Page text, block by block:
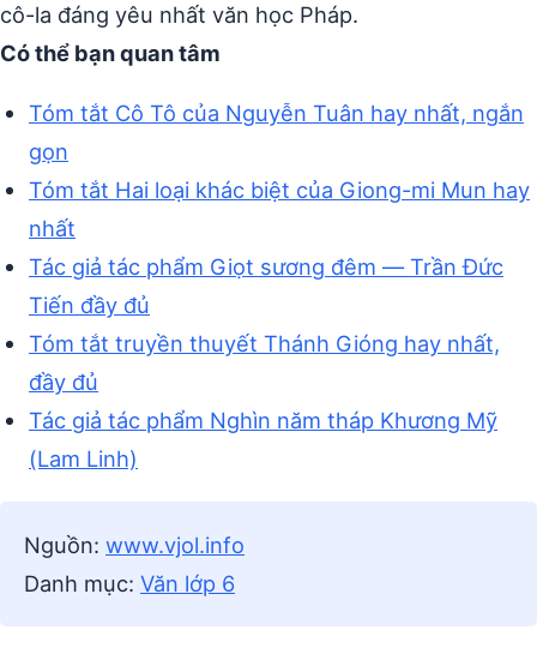
cô-la đáng yêu nhất văn học Pháp.
Có thể bạn quan tâm
Tóm tắt Cô Tô của Nguyễn Tuân hay nhất, ngắn
gọn
Tóm tắt Hai loại khác biệt của Giong-mi Mun hay
nhất
Tác giả tác phẩm Giọt sương đêm — Trần Đức
Tiến đầy đủ
Tóm tắt truyền thuyết Thánh Gióng hay nhất,
đầy đủ
Tác giả tác phẩm Nghìn năm tháp Khương Mỹ
(Lam Linh)
Nguồn: www.vjol.info
Danh mục: Văn lớp 6